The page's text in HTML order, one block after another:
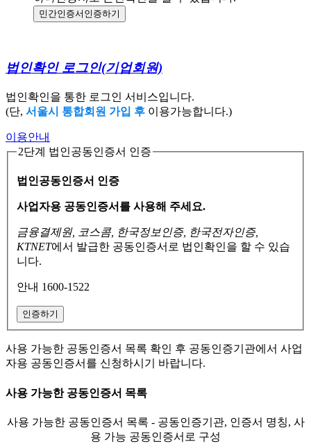
민간인증서 인증하기
법인확인 로그인(기업회원)
법인확인을 통한 로그인 서비스입니다.
(단, 서울시 통합회원 가입 후 이용가능합니다.)
이용안내
2단계 법인공동인증서 인증
법인공동인증서 인증
사업자용 공동인증서를 사용해 주세요.
금융결제원, 코스콤, 한국정보인증, 한국전자인증,
KTNET에서 발급한 공동인증서로 법인확인을 할 수 있습
니다.
안내 1600-1522
인증하기
사용 가능한 공동인증서 목록 확인 후 공동인증기관에서 사업
자용 공동인증서를 신청하시기 바랍니다.
사용 가능한 공동인증서 목록
사용 가능한 공동인증서 목록 - 공동인증기관, 인증서 명칭, 사
용 가능 공동인증서로 구성